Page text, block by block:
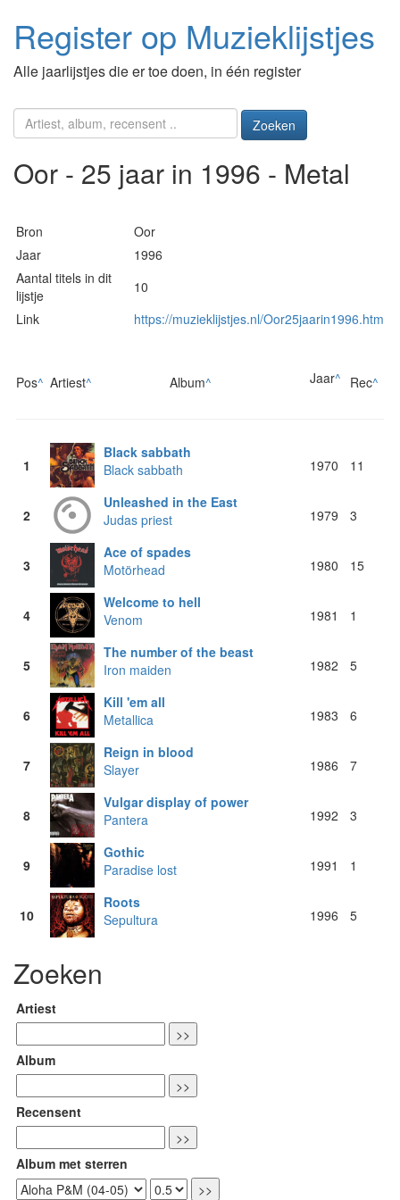
Register op Muzieklijstjes
Alle jaarlijstjes die er toe doen, in één register
Zoeken
Oor - 25 jaar in 1996 - Metal
Bron
Oor
Jaar
1996
Aantal titels in dit
lijstje
10
Link
https://muzieklijstjes.nl/Oor25jaarin1996.htm
Pos^ Artiest^ Album^ Jaar^ Rec^
1
Black sabbath
Black sabbath
1970 11
2
Unleashed in the East
Judas priest
1979 3
3
Ace of spades
Motörhead
1980 15
4
Welcome to hell
Venom
1981 1
5
The number of the beast
Iron maiden
1982 5
6
Kill 'em all
Metallica
1983 6
7
Reign in blood
Slayer
1986 7
8
Vulgar display of power
Pantera
1992 3
9
Gothic
Paradise lost
1991 1
10
Roots
Sepultura
1996 5
Zoeken
Artiest
Album
Recensent
Album met sterren